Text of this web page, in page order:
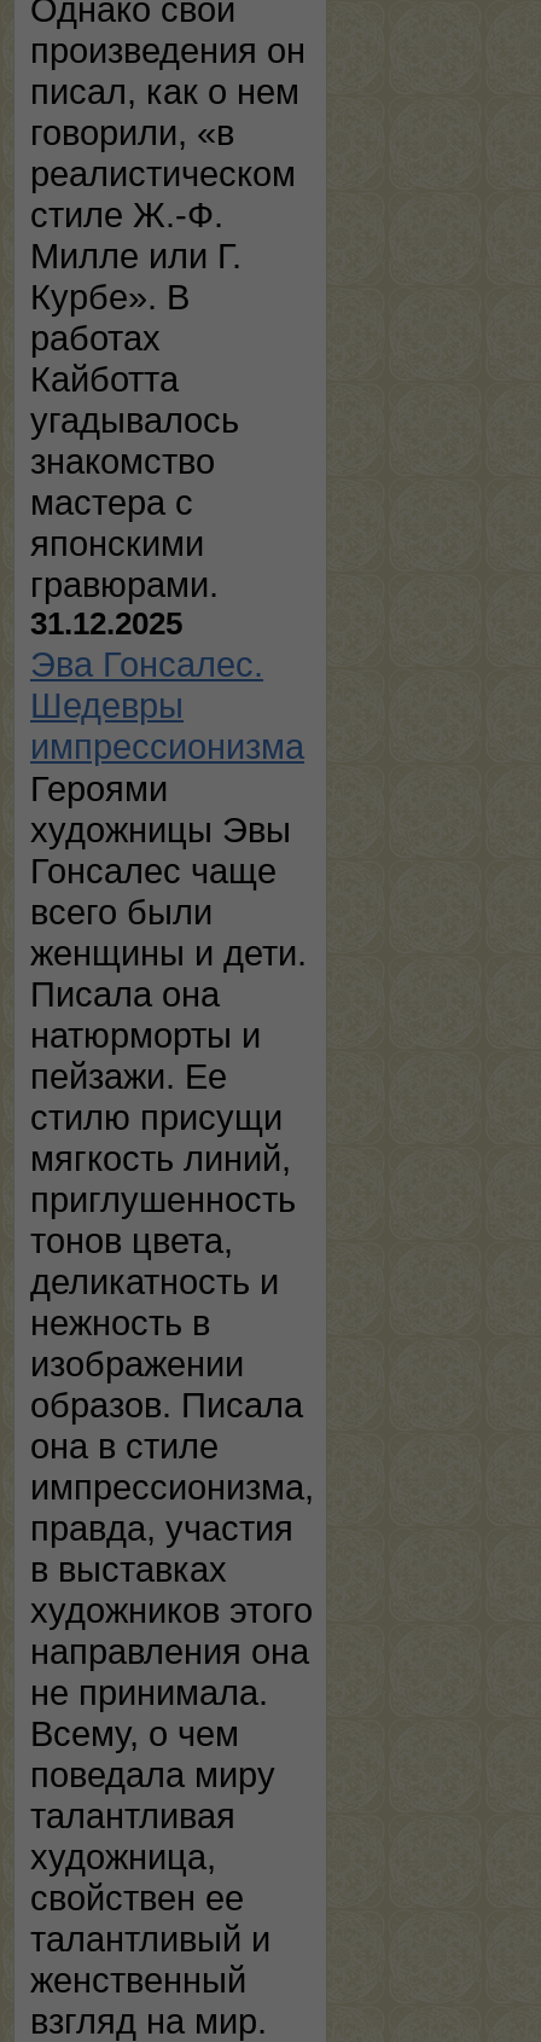
Однако свои
произведения он
писал, как о нем
говорили, «в
реалистическом
стиле Ж.-Ф.
Милле или Г.
Курбе». В
работах
Кайботта
угадывалось
знакомство
мастера с
японскими
гравюрами.
31.12.2025
Эва Гонсалес.
Шедевры
импрессионизма
Героями
художницы Эвы
Гонсалес чаще
всего были
женщины и дети.
Писала она
натюрморты и
пейзажи. Ее
стилю присущи
мягкость линий,
приглушенность
тонов цвета,
деликатность и
нежность в
изображении
образов. Писала
она в стиле
импрессионизма,
правда, участия
в выставках
художников этого
направления она
не принимала.
Всему, о чем
поведала миру
талантливая
художница,
свойствен ее
талантливый и
женственный
взгляд на мир.